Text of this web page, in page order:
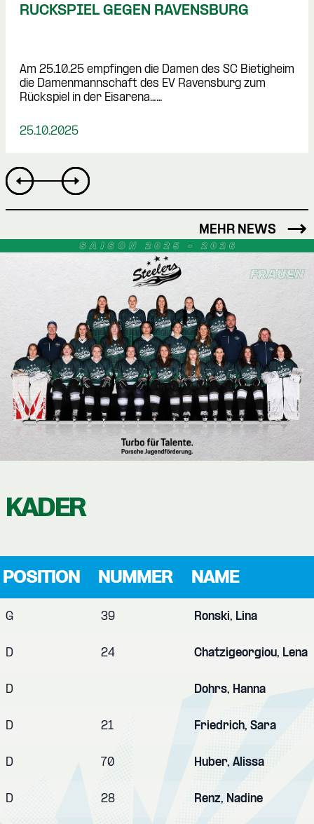
RÜCKSPIEL GEGEN RAVENSBURG
Am 25.10.25 empfingen die Damen des SC Bietigheim
die Damenmannschaft des EV Ravensburg zum
Rückspiel in der Eisarena……
25.10.2025
MEHR NEWS
KADER
POSITION NUMMER NAME
G 39 Ronski, Lina
D 24 Chatzigeorgiou, Lena
D Dohrs, Hanna
D 21 Friedrich, Sara
D 70 Huber, Alissa
D 28 Renz, Nadine